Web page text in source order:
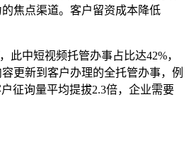
焦点渠道。客户留资成本降低
中短视频托管办事占比达42%，
更新到客户办理的全托管办事，例
征询量平均提拔2.3倍，企业需要